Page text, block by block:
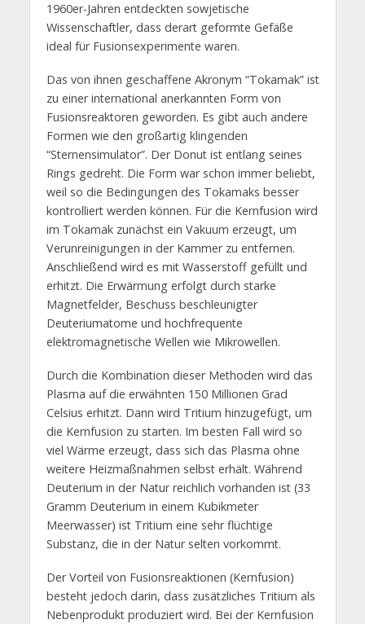
1960er-Jahren entdeckten sowjetische
Wissenschaftler, dass derart geformte Gefäße
ideal für Fusionsexperimente waren.
Das von ihnen geschaffene Akronym “Tokamak” ist
zu einer international anerkannten Form von
Fusionsreaktoren geworden. Es gibt auch andere
Formen wie den großartig klingenden
“Sternensimulator”. Der Donut ist entlang seines
Rings gedreht. Die Form war schon immer beliebt,
weil so die Bedingungen des Tokamaks besser
kontrolliert werden können. Für die Kernfusion wird
im Tokamak zunächst ein Vakuum erzeugt, um
Verunreinigungen in der Kammer zu entfernen.
Anschließend wird es mit Wasserstoff gefüllt und
erhitzt. Die Erwärmung erfolgt durch starke
Magnetfelder, Beschuss beschleunigter
Deuteriumatome und hochfrequente
elektromagnetische Wellen wie Mikrowellen.
Durch die Kombination dieser Methoden wird das
Plasma auf die erwähnten 150 Millionen Grad
Celsius erhitzt. Dann wird Tritium hinzugefügt, um
die Kernfusion zu starten. Im besten Fall wird so
viel Wärme erzeugt, dass sich das Plasma ohne
weitere Heizmaßnahmen selbst erhält. Während
Deuterium in der Natur reichlich vorhanden ist (33
Gramm Deuterium in einem Kubikmeter
Meerwasser) ist Tritium eine sehr flüchtige
Substanz, die in der Natur selten vorkommt.
Der Vorteil von Fusionsreaktionen (Kernfusion)
besteht jedoch darin, dass zusätzliches Tritium als
Nebenprodukt produziert wird. Bei der Kernfusion